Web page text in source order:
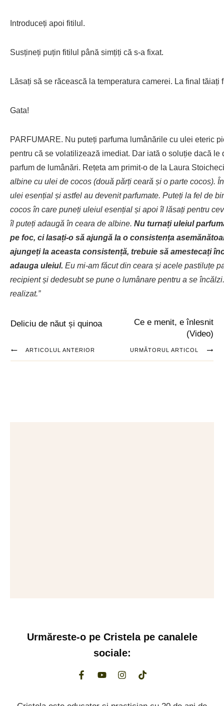
Introduceți apoi fitilul.
Susțineți puțin fitilul până simțiți că s-a fixat.
Lăsați să se răcească la temperatura camerei. La final tăiați
Gata!
PARFUMARE. Nu puteți parfuma lumânările cu ulei eteric
pentru că se volatilizează imediat. Dar iată o soluție dacă le
parfum de lumânări. Rețeta am primit-o de la Laura
albine cu ulei de cocos (două părți ceară și o parte cocos).
ulei esențial și astfel au devenit parfumate. Puteți la fel de
cocos în care puneți uleiul esențial și apoi îl lăsați pentru
îl puteți adaugă în ceara de albine. Nu turnați uleiul
pe foc, ci lasați-o să ajungă la o consistența
ajungeți la aceasta consistență, trebuie să amestecați
adauga uleiul. Eu mi-am făcut din ceara și acele pastiluțe
recipient și dedesubt se pune o lumânare pentru a se
realizat.”
Deliciu de năut și quinoa
Ce e menit, e înlesnit
(Video)
ARTICOLUL ANTERIOR URMĂTORUL ARTICOL
Urmăreste-o pe Cristelape canalele
sociale: